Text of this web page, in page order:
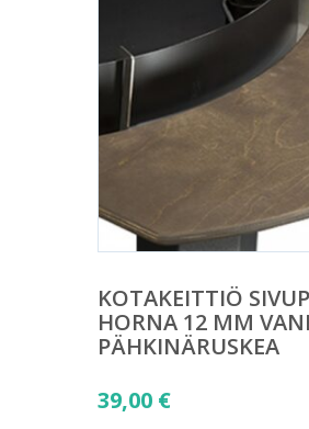
KOTAKEITTIÖ
HORNA 12 MM
PÄHKINÄRUSKEA
39,00 €